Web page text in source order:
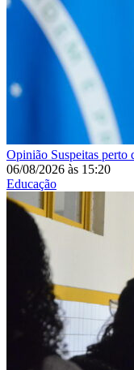
Opinião Suspeitas perto
06/08/2026 às 15:20
Educação